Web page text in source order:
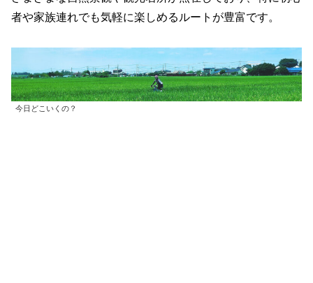
者や家族連れでも気軽に楽しめるルートが豊富です。
今日どこいくの？